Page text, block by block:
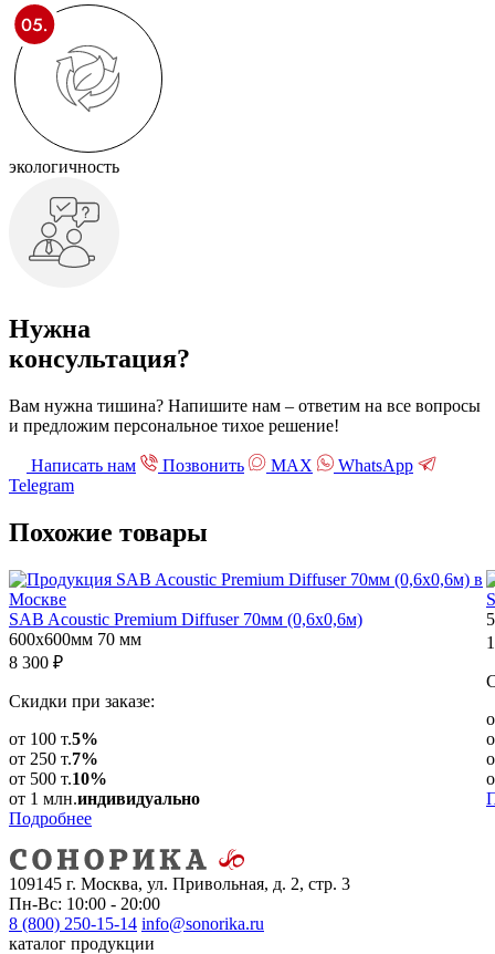
экологичность
Нужна
консультация?
Вам нужна тишина? Напишите нам – ответим на все вопросы
и предложим персональное тихое решение!
Написать нам Позвонить МАХ
WhatsApp
Telegram
Похожие товары
SAB Acoustic Premium Diffuser 70мм (0,6х0,6м)
600х600мм 70 мм
8 300 ₽
Скидки при заказе:
от 100 т.5%
от 250 т.7%
от 500 т.10%
от 1 млн.индивидуально
Подробнее
109145 г. Москва, ул. Привольная, д. 2, стр. 3
Пн-Вс: 10:00 - 20:00
8 (800) 250-15-14 info@sonorika.ru
каталог продукции